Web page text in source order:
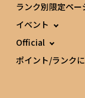
ランク別限定ペー
イベント
Official
ポイント/ランク